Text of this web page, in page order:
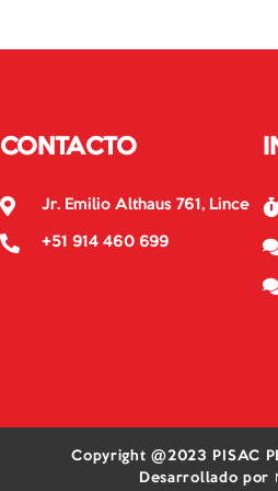
CONTACTO
Jr. Emilio Althaus 761, Lince
+51 914 460 699
Copyright @2023 PISAC
Desarrollado por